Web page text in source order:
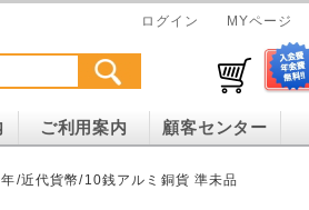
ログイン MYページ
ご利用案内 顧客センター
/近代貨幣/10銭アルミ銅貨 準未品